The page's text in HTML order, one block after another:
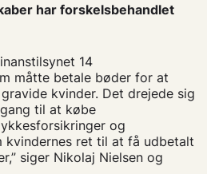
har forskelsbehandlet
14
måtte betale bøder for at
kvinder. Det drejede sig
til at købe
og
kvindernes ret til at få udbetalt
siger Nikolaj Nielsen og